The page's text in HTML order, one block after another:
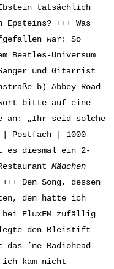
tatsächlich
+++ Was
war: So
Beatles-Universum
und Gitarrist
b) Abbey Road
bitte auf eine
an: „Ihr seid solche
| Postfach | 1000
es diesmal ein 2-
Mädchen
Den Song, dessen
den hatte ich
bei FluxFM zufällig
den Bleistift
’ne Radiohead-
kam nicht